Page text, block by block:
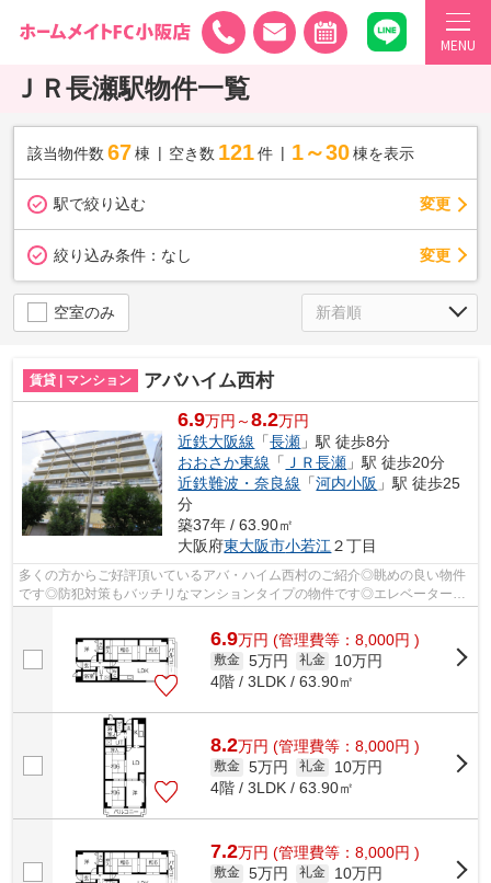
MENU
ＪＲ長瀬駅物件一覧
該当物件数 67棟 空き数 121 件 1～30 棟を表示
駅で絞り込む 変更
絞り込み条件： なし 変更
空室のみ
賃貸 | マンション アバハイム西村
6.9万円～8.2万円
近鉄大阪線 「長瀬 」駅 徒歩8分
おおさか東線 「 ＪＲ長瀬 」駅 徒歩20分
近鉄難波・奈良線 「河内小阪 」駅 徒歩25
分
築37年 / 63.90㎡
大阪府東大阪市小若江２丁目
多くの方からご好評頂いているアバ・ハイム西村のご紹介◎眺めの良い物件
です◎防犯対策もバッチリなマンションタイプの物件です◎エレベーターが
6.9万円 (管理費等：8,000円 )
敷金 5万円 礼金
10万円
4階 / 3LDK / 63.90㎡
8.2万円 (管理費等：8,000円 )
敷金 5万円 礼金
10万円
4階 / 3LDK / 63.90㎡
7.2万円 (管理費等：8,000円 )
敷金 5万円 礼金
10万円